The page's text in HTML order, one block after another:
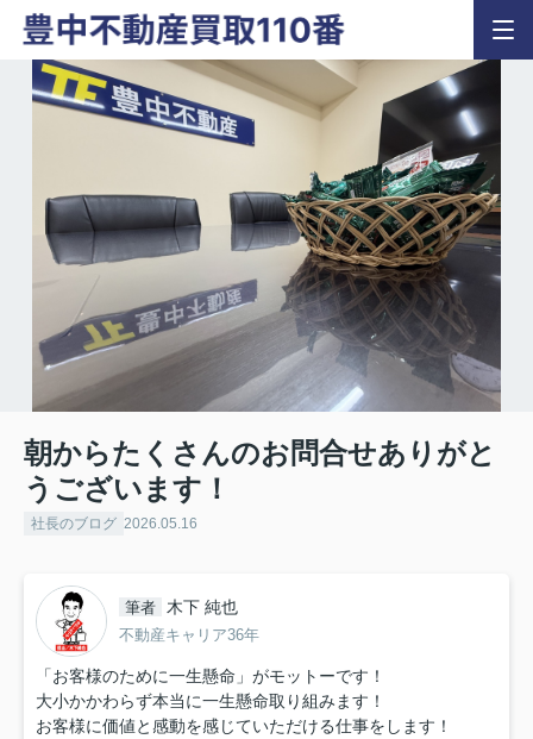
朝からたくさんのお問合せありがと
うございます！
社長のブログ 2026.05.16
筆者 木下 純也
不動産キャリア36年
「お客様のために一生懸命」がモットーです！
大小かかわらず本当に一生懸命取り組みます！
お客様に価値と感動を感じていただける仕事をします！